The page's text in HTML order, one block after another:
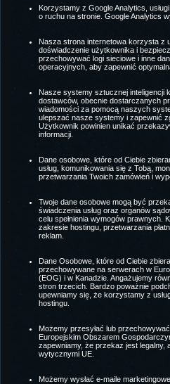
Korzystamy z Google Analytics,
o ruchu na stronie. Google Analytics
Nasza strona internetowa korzysta z
doświadczenie użytkownika i
przechowywać logi sieciowe i inne
operacyjnych, aby zapewnić
Nasze systemy sztucznej inteligencji
dostawców, obecnie dostarczanych
wiadomości za pomocą naszych
ulepszać nasze systemy i zapewnić
Użytkownik powinien unikać
informacji.
Dane osobowe, które od Ciebie
usług, komunikowania się z Tobą,
przetwarzania Twoich zamówień i
Twoje dane osobowe mogą być
świadczenia usług oraz organów
celu spełnienia wymogów prawnych.
zakresie hostingu, przetwarzania
reklam.
Dane Osobowe, które od Ciebie
przechowywane na serwerach w
(EOG) i w Kanadzie. Angażujemy
stron trzecich. Bardzo poważnie
upewniamy się, że korzystamy z
hostingu.
Możemy przesyłać lub
Europejskim Obszarem
zapewniamy, że przekaz jest legalny,
wytycznymi UE.
Możemy wysłać e-maile